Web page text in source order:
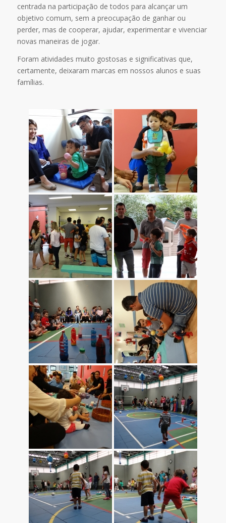
centrada na participação de todos para alcançar um
objetivo comum, sem a preocupação de ganhar ou
perder, mas de cooperar, ajudar, experimentar e vivenciar
novas maneiras de jogar.
Foram atividades muito gostosas e significativas que,
certamente, deixaram marcas em nossos alunos e suas
famílias.